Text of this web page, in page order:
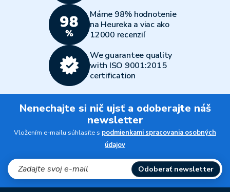
Máme 98% hodnotenie
na Heureka a viac ako
12000 recenzií
We guarantee quality
with ISO 9001:2015
certification
Nenechajte si nič ujsť a odoberajte náš
newsletter
Vložením e-mailu súhlasíte s podmienkami spracovania osobných
údajov
Odoberať newsletter